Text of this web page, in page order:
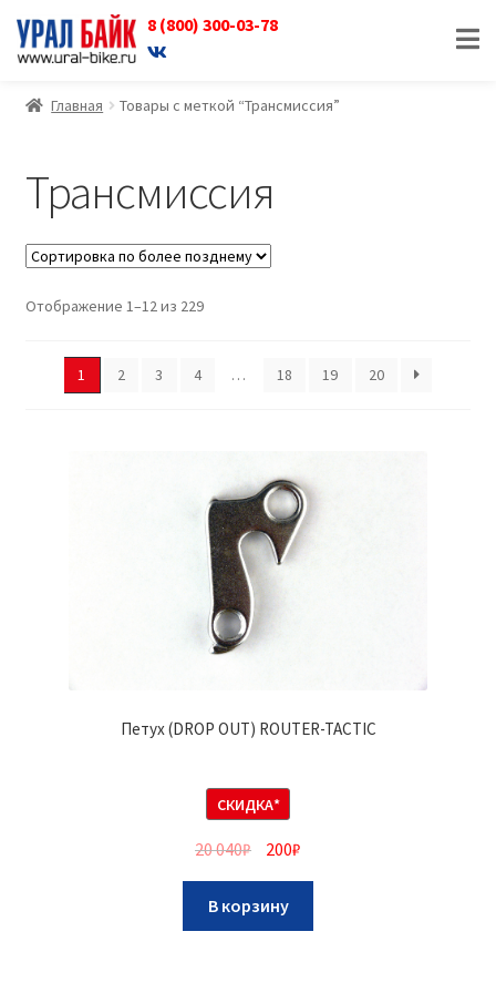
8 (800) 300-03-78
Перейти
к
навигации
Перейти
к
содержимому
Главная Товары с меткой “Трансмиссия”
Трансмиссия
Отображение 1–12 из 229
1 2 3 4 … 18 19 20
Петух (DROP OUT) ROUTER-TACTIC
СКИДКА*
20 040₽ 200₽
В корзину